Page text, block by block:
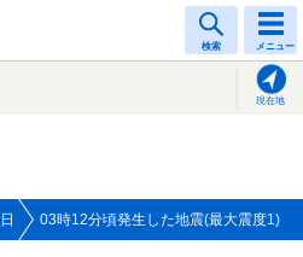
検索 メニュー
現在地
03時12分頃発生した地震(最大震度1)